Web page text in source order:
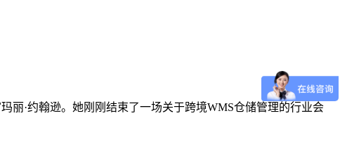
丽·约翰逊。她刚刚结束了一场关于跨境WMS仓储管理的行业会